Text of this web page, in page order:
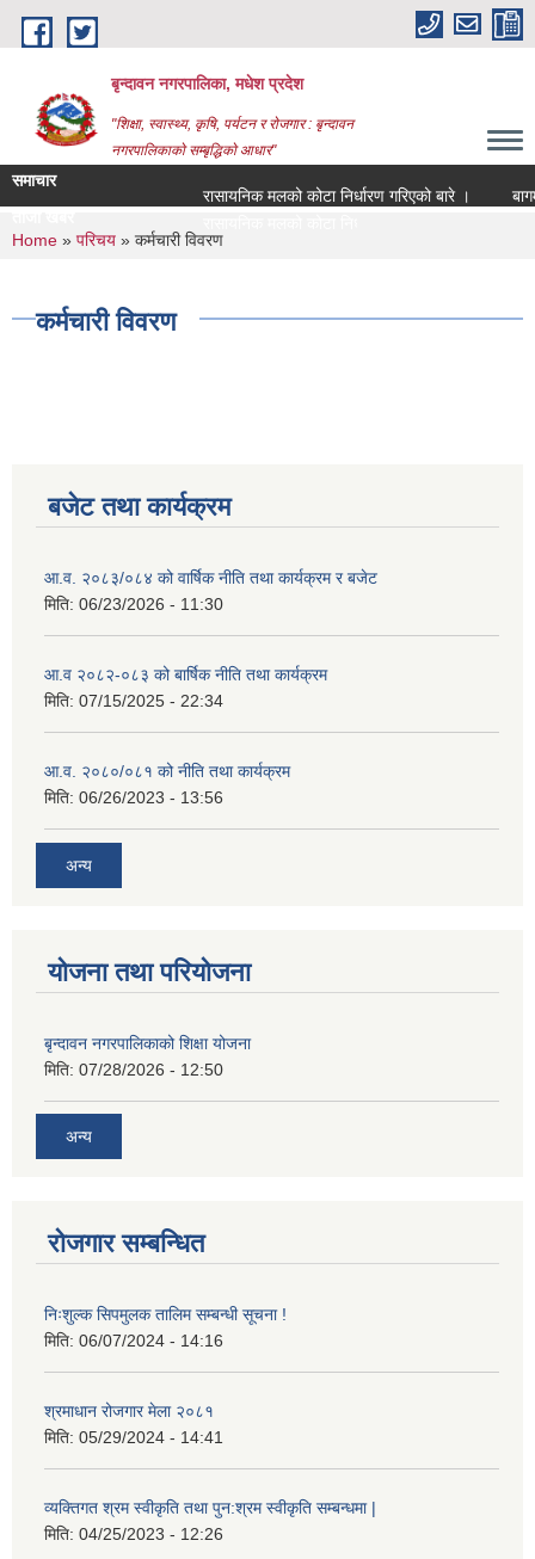
Skip to main content
बृन्दावन नगरपालिका, मधेश प्रदेश
"शिक्षा, स्वास्थ्य, कृषि, पर्यटन र रोजगार : बृन्दावन
नगरपालिकाको सम्बृद्धिको आधार"
समाचार
रासायनिक मलको कोटा निर्धारण गरिएको बारे ।
You are here
Home » परिचय » कर्मचारी विवरण
कर्मचारी विवरण
बजेट तथा कार्यक्रम
आ.व. २०८३/०८४ को वार्षिक नीति तथा कार्यक्रम र बजेट
मिति: 06/23/2026 - 11:30
आ.व २०८२-०८३ को बार्षिक नीति तथा कार्यक्रम
मिति: 07/15/2025 - 22:34
आ.व. २०८०/०८१ को नीति तथा कार्यक्रम
मिति: 06/26/2023 - 13:56
अन्य
योजना तथा परियोजना
बृन्दावन नगरपालिकाको शिक्षा योजना
मिति: 07/28/2026 - 12:50
अन्य
रोजगार सम्बन्धित
निःशुल्क सिपमुलक तालिम सम्बन्धी सूचना !
मिति: 06/07/2024 - 14:16
श्रमाधान रोजगार मेला २०८१
मिति: 05/29/2024 - 14:41
व्यक्तिगत श्रम स्वीकृति तथा पुन:श्रम स्वीकृति सम्बन्धमा |
मिति: 04/25/2023 - 12:26